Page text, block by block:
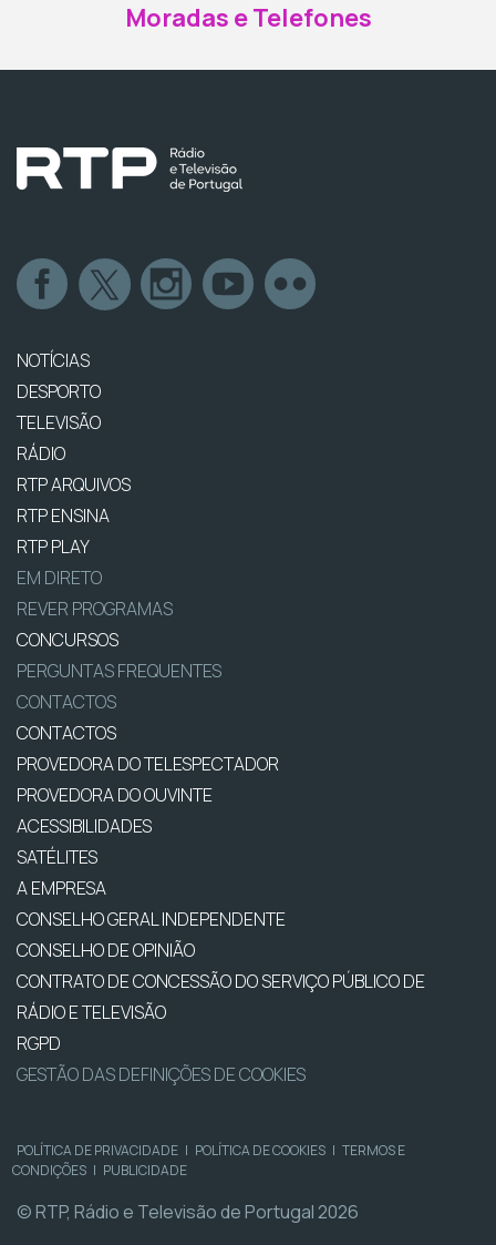
Moradas e Telefones
NOTÍCIAS
DESPORTO
TELEVISÃO
RÁDIO
RTP ARQUIVOS
RTP ENSINA
RTP PLAY
EM DIRETO
REVER PROGRAMAS
CONCURSOS
PERGUNTAS FREQUENTES
CONTACTOS
CONTACTOS
PROVEDORA DO TELESPECTADOR
PROVEDORA DO OUVINTE
ACESSIBILIDADES
SATÉLITES
A EMPRESA
CONSELHO GERAL INDEPENDENTE
CONSELHO DE OPINIÃO
CONTRATO DE CONCESSÃO DO SERVIÇO PÚBLICO DE
RÁDIO E TELEVISÃO
RGPD
GESTÃO DAS DEFINIÇÕES DE COOKIES
POLÍTICA DE PRIVACIDADE | POLÍTICA DE COOKIES | TERMOS E
CONDIÇÕES | PUBLICIDADE
© RTP, Rádio e Televisão de Portugal 2026